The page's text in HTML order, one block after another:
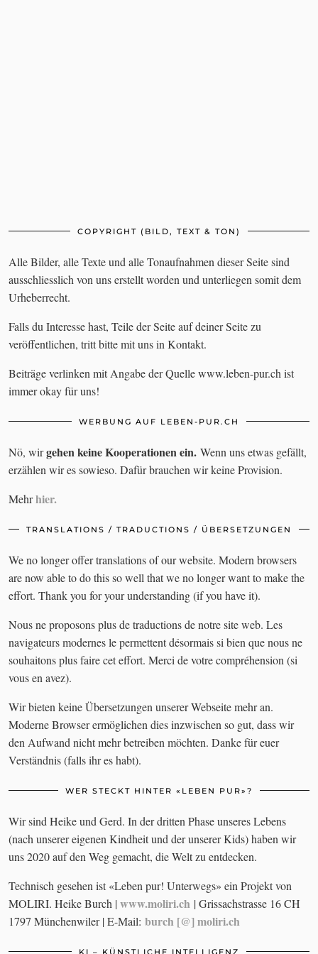
COPYRIGHT (BILD, TEXT & TON)
Alle Bilder, alle Texte und alle Tonaufnahmen dieser Seite sind
ausschliesslich von uns erstellt worden und unterliegen somit dem
Urheberrecht.
Falls du Interesse hast, Teile der Seite auf deiner Seite zu
veröffentlichen, tritt bitte mit uns in Kontakt.
Beiträge verlinken mit Angabe der Quelle www.leben-pur.ch ist
immer okay für uns!
WERBUNG AUF LEBEN-PUR.CH
Nö, wirgehen keine Kooperationen ein. Wenn uns etwas gefällt,
erzählen wir es sowieso. Dafür brauchen wir keine Provision.
Mehrhier.
TRANSLATIONS / TRADUCTIONS / ÜBERSETZUNGEN
We no longer offer translations of our website. Modern browsers
are now able to do this so well that we no longer want to make the
effort. Thank you for your understanding (if you have it).
Nous ne proposons plus de traductions de notre site web. Les
navigateurs modernes le permettent désormais si bien que nous ne
souhaitons plus faire cet effort. Merci de votre compréhension (si
vous en avez).
Wir bieten keine Übersetzungen unserer Webseite mehr an.
Moderne Browser ermöglichen dies inzwischen so gut, dass wir
den Aufwand nicht mehr betreiben möchten. Danke für euer
Verständnis (falls ihr es habt).
WER STECKT HINTER «LEBEN PUR»?
Wir sind Heike und Gerd. In der dritten Phase unseres Lebens
(nach unserer eigenen Kindheit und der unserer Kids) haben wir
uns 2020 auf den Weg gemacht, die Welt zu entdecken.
Technisch gesehen ist «Leben pur! Unterwegs» ein Projekt von
MOLIRI. Heike Burch |www.moliri.ch | Grissachstrasse 16 CH
1797 Münchenwiler | E-Mail: burch [@] moliri.ch
KI – KÜNSTLICHE INTELLIGENZ